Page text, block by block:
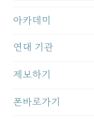
아카데미
연대 기관
제보하기
폰바로가기